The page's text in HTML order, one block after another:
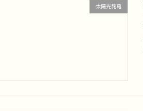
太陽光発電